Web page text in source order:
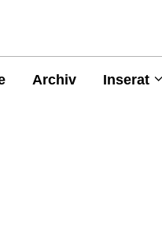
Archiv Inserat